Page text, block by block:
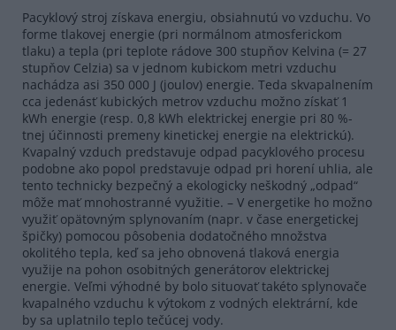
Pacyklový stroj získava energiu, obsiahnutú vo vzduchu. Vo
forme tlakovej energie (pri normálnom atmosferickom
tlaku) a tepla (pri teplote rádove 300 stupňov Kelvina (= 27
stupňov Celzia) sa v jednom kubickom metri vzduchu
nachádza asi 350 000 J (joulov) energie. Teda skvapalnením
cca jedenásť kubických metrov vzduchu možno získať 1
kWh energie (resp. 0,8 kWh elektrickej energie pri 80 %-
tnej účinnosti premeny kinetickej energie na elektrickú).
Kvapalný vzduch predstavuje odpad pacyklového procesu
podobne ako popol predstavuje odpad pri horení uhlia, ale
tento technicky bezpečný a ekologicky neškodný „odpad“
môže mať mnohostranné využitie. – V energetike ho možno
využiť opätovným splynovaním (napr. v čase energetickej
špičky) pomocou pôsobenia dodatočného množstva
okolitého tepla, keď sa jeho obnovená tlaková energia
využije na pohon osobitných generátorov elektrickej
energie. Veľmi výhodné by bolo situovať takéto splynovače
kvapalného vzduchu k výtokom z vodných elektrární, kde
by sa uplatnilo teplo tečúcej vody.